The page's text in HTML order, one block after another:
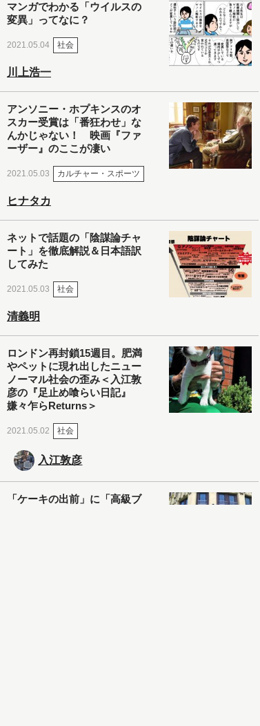
マンガでわかる「ウイルスの
変異」ってなに？
2021.05.04 社会
川上浩一
アンソニー・ホプキンスのオ
スカー受賞は「番狂わせ」な
んかじゃない！ 映画『ファ
ーザー』のここが凄い
2021.05.03 カルチャー・スポーツ
ヒナタカ
ネットで話題の「陰謀論チャ
ート」を徹底解説＆日本語訳
してみた
2021.05.03 社会
清義明
ロンドン再封鎖15週目。肥満
やペットに現れ出したニュー
ノーマル社会の歪み＜入江敦
彦の『足止め喰らい日記』
嫌々乍らReturns＞
2021.05.02 社会
入江敦彦
「ケーキの出前」に「高級ブ